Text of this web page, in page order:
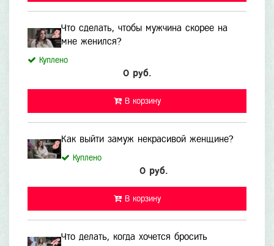
Что сделать, чтобы мужчина скорее на
мне женился?
Куплено
0 руб.
В корзину
Как выйти замуж некрасивой женщине?
Куплено
0 руб.
В корзину
Что делать, когда хочется бросить